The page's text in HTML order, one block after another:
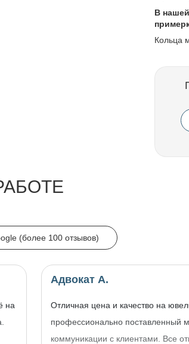
В
Кольца
(более 100 отзывов)
на
Адвокат А.
Отличная цена и качество на
профессионально поставленный
коммуникации с клиентами. Все